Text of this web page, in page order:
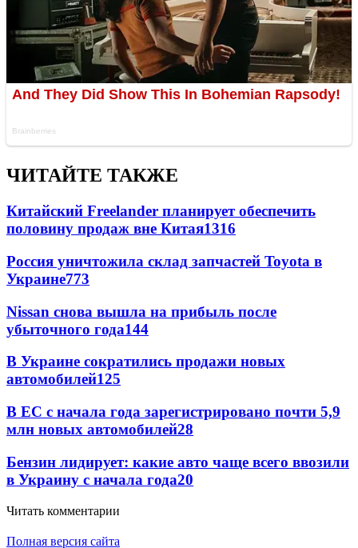
ЧИТАЙТЕ ТАКЖЕ
Китайский Freelander планирует обеспечить
половину продаж вне Китая1316
Россия уничтожила склад запчастей Toyota в
Украине773
Nissan снова вышла на прибыль после
убыточного года144
В Украине сократились продажи новых
автомобилей125
В ЕС с начала года зарегистрировано почти 5,9
млн новых автомобилей28
Бензин лидирует: какие авто чаще всего ввозили
в Украину с начала года20
Читать комментарии
Полная версия сайта